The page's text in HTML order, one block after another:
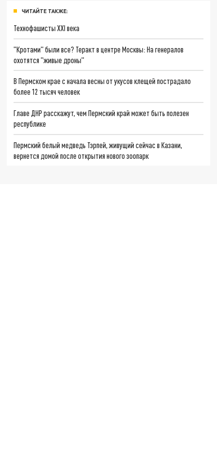
ЧИТАЙТЕ ТАКЖЕ:
Технофашисты XXI века
"Кротами" были все? Теракт в центре Москвы: На генералов
охотятся "живые дроны"
В Пермском крае с начала весны от укусов клещей пострадало
более 12 тысяч человек
Главе ДНР расскажут, чем Пермский край может быть полезен
республике
Пермский белый медведь Тэрпей, живущий сейчас в Казани,
вернется домой после открытия нового зоопарк